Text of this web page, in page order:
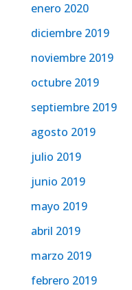
enero 2020
diciembre 2019
noviembre 2019
octubre 2019
septiembre 2019
agosto 2019
julio 2019
junio 2019
mayo 2019
abril 2019
marzo 2019
febrero 2019